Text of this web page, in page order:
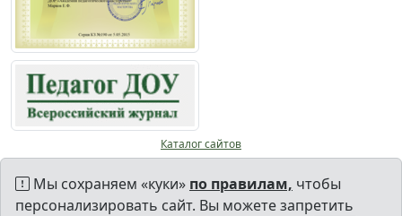
Каталог сайтов
Мы сохраняем «куки» по правилам, чтобы
персонализировать сайт. Вы можете запретить